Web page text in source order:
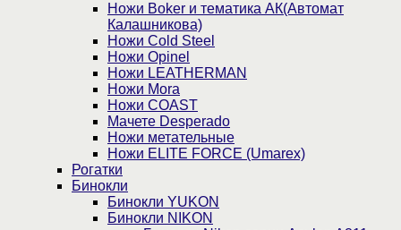
Ножи Boker и тематика АК(Автомат
Калашникова)
Ножи Cold Steel
Ножи Opinel
Ножи LEATHERMAN
Ножи Mora
Ножи COAST
Мачете Desperado
Ножи метательные
Ножи ELITE FORCE (Umarex)
Рогатки
Бинокли
Бинокли YUKON
Бинокли NIKON